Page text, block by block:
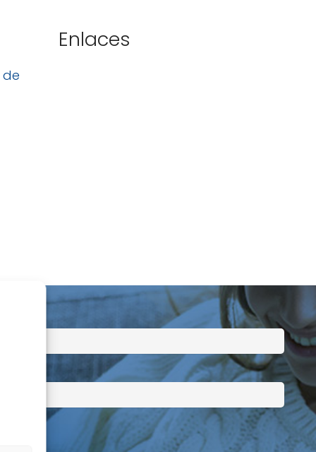
de
Enlaces